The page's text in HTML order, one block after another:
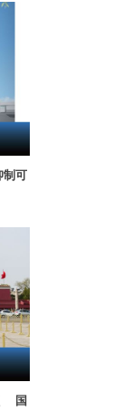
制可
国